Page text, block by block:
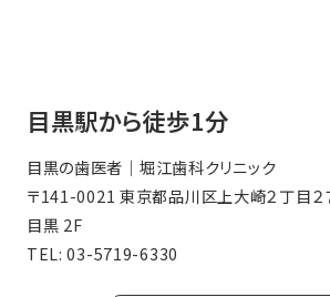
目黒駅から徒歩1分
目黒の歯医者｜堀江歯科クリニック
〒141-0021 東京都品川区上大崎２丁目２
目黒 2F
TEL:03-5719-6330